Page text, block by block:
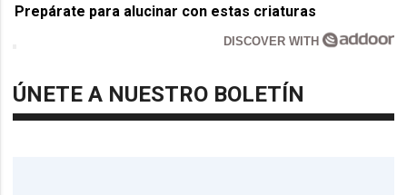
Prepárate para alucinar con estas criaturas
DISCOVER WITH
ÚNETE A NUESTRO BOLETÍN